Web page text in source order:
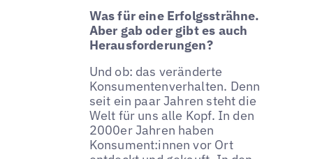
Was für eine Erfolgssträhne.
Aber gab oder gibt es auch
Herausforderungen?
Und ob: das veränderte
Konsumentenverhalten. Denn
seit ein paar Jahren steht die
Welt für uns alle Kopf. In den
2000er Jahren haben
Konsument:innen vor Ort